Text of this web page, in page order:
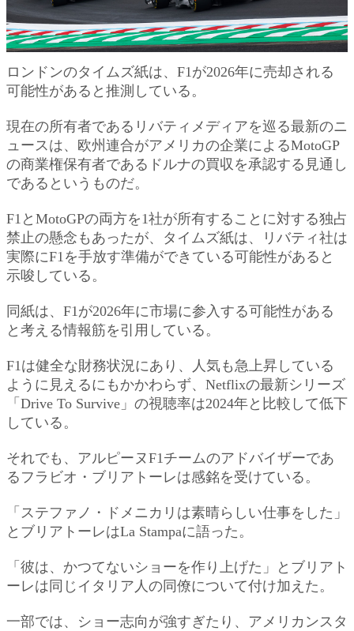
ロンドンのタイムズ紙は、F1が2026年に売却される
可能性があると推測している。
現在の所有者であるリバティメディアを巡る最新のニ
ュースは、欧州連合がアメリカの企業によるMotoGP
の商業権保有者であるドルナの買収を承認する見通し
であるというものだ。
F1とMotoGPの両方を1社が所有することに対する独占
禁止の懸念もあったが、タイムズ紙は、リバティ社は
実際にF1を手放す準備ができている可能性があると
示唆している。
同紙は、F1が2026年に市場に参入する可能性がある
と考える情報筋を引用している。
F1は健全な財務状況にあり、人気も急上昇している
ように見えるにもかかわらず、Netflixの最新シリーズ
「Drive To Survive」の視聴率は2024年と比較して低下
している。
それでも、アルピーヌF1チームのアドバイザーであ
るフラビオ・ブリアトーレは感銘を受けている。
「ステファノ・ドメニカリは素晴らしい仕事をした」
とブリアトーレはLa Stampaに語った。
「彼は、かつてないショーを作り上げた」とブリアト
ーレは同じイタリア人の同僚について付け加えた。
一部では、ショー志向が強すぎたり、アメリカンスタ